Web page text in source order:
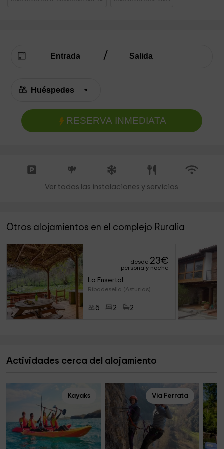
RESERVA INMEDIATA
Ver todas las instalaciones y servicios
Otros alojamientos en el complejo Ruralia
desde 23€
persona y noche
La Ensertal
Ribadesella (Asturias)
5 2 2
Actividades cerca del alojamiento
Kayaks Vía Ferrata